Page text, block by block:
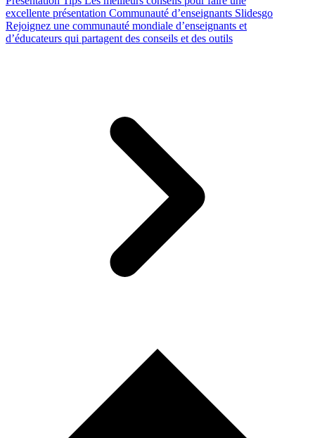
excellente présentation Communauté d’enseignants Slidesgo
Rejoignez une communauté mondiale d’enseignants et
d’éducateurs qui partagent des conseils et des outils